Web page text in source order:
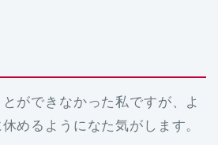
ができなかった私ですが、よ
めるようになた気がします。